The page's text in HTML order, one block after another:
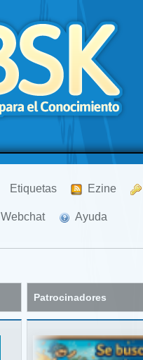
Etiquetas Ezine
Webchat Ayuda
Patrocinadores